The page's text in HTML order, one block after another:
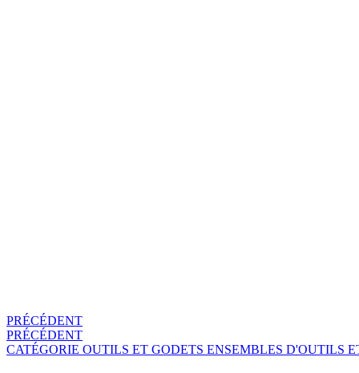
PRÉCÉDENT
PRÉCÉDENT
CATÉGORIE OUTILS ET GODETS ENSEMBLES D'OUTILS